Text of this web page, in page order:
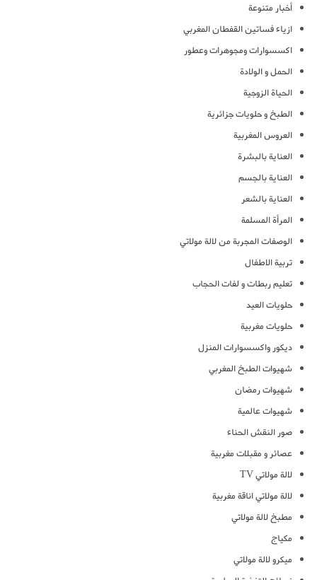
أخبار متنوعة
ازياء فساتين القفطان المغربي
اكسسوارات ومجوهرات وعطور
الحمل و الولادة
الحياة الزوجية
الطبخ و حلويات جزائرية
العروس المغربية
العناية بالبشرة
العناية بالجسم
العناية بالشعر
المرأة المسلمة
الوصفات المجربة من لالة مولاتي
تربية الاطفال
تعليم ربطات و لفات الحجاب
حلويات العيد
حلويات مغربية
ديكور واكسسوارات المنزل
شهيوات الطبخ المغربي
شهيوات رمضان
شهيوات عالمية
صور النقش الحناء
عصائر و مقبلات مغربية
لالة مولاتي TV
لالة مولاتي اناقة مغربية
مطبخ لالة مولاتي
مكياج
ميكرو لالة مولاتي